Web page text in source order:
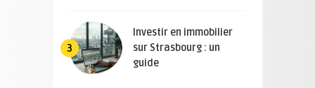
3
Investir en immobilier
sur Strasbourg : un
guide